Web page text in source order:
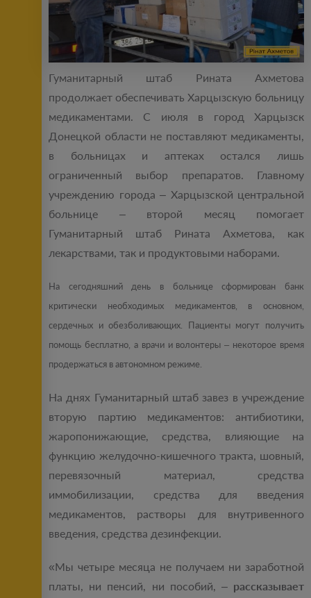
Гуманитарный штаб Рината Ахметова
продолжает обеспечивать Харцызскую больницу
медикаментами. С июля в город Харцызск
Донецкой области не поставляют медикаменты,
в больницах и аптеках остался лишь
ограниченный выбор препаратов. Главному
учреждению города – Харцызской центральной
больнице – второй месяц помогает
Гуманитарный штаб Рината Ахметова, как
лекарствами, так и продуктовыми наборами.
На сегодняшний день в больнице сформирован банк
критически необходимых медикаментов, в основном,
сердечных и обезболивающих. Пациенты могут получить
помощь бесплатно, а врачи и волонтеры – некоторое время
продержаться в автономном режиме.
На днях Гуманитарный штаб завез в учреждение
вторую партию медикаментов: антибиотики,
жаропонижающие, средства, влияющие на
функцию желудочно-кишечного тракта, шовный,
перевязочный материал, средства
иммобилизации, средства для введения
медикаментов, растворы для внутривенного
введения, средства дезинфекции.
«Мы четыре месяца не получаем ни заработной
платы, ни пенсий, ни пособий, – рассказывает